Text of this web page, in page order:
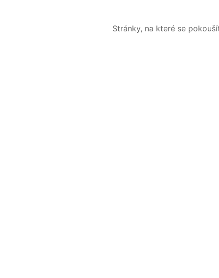
Stránky, na které se